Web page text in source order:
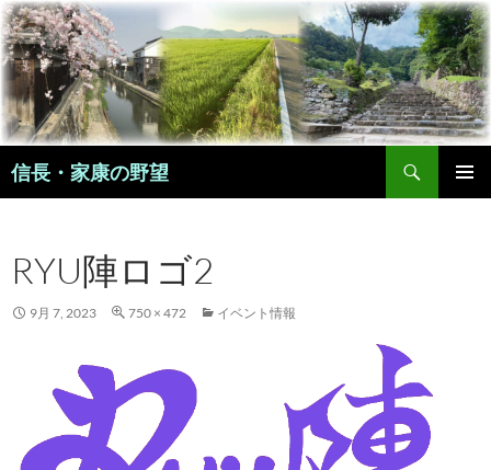
コ
ン
テ
ツ
へ
ス
キ
信長・家康の野望
索
RYU陣ロゴ2
9月 7, 2023 750 × 472 イベント情報